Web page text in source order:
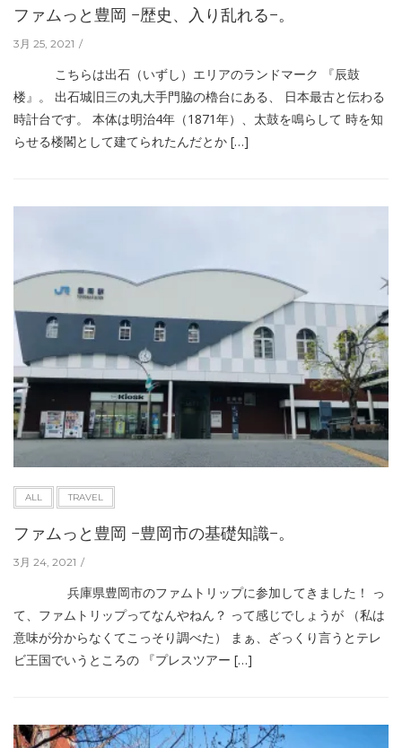
ファムっと豊岡 −歴史、入り乱れる−。
3月 25, 2021
こちらは出石（いずし）エリアのランドマーク 『辰鼓
楼』。 出石城旧三の丸大手門脇の櫓台にある、 日本最古と伝わる
時計台です。 本体は明治4年（1871年）、太鼓を鳴らして 時を知
らせる楼閣として建てられたんだとか […]
ALL TRAVEL
ファムっと豊岡 −豊岡市の基礎知識−。
3月 24, 2021
兵庫県豊岡市のファムトリップに参加してきました！ っ
て、ファムトリップってなんやねん？ って感じでしょうが （私は
意味が分からなくてこっそり調べた） まぁ、ざっくり言うとテレ
ビ王国でいうところの 『プレスツアー […]